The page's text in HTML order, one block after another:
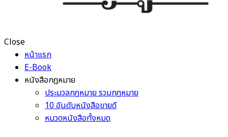
Close
หน้าแรก
E-Book
หนังสือกฎหมาย
ประมวลกฎหมาย รวมกฎหมาย
10 อันดับหนังสือขายดี
หมวดหนังสือทั้งหมด